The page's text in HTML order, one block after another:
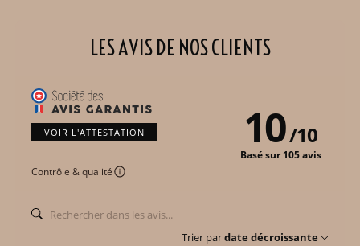
LES AVIS DE NOS CLIENTS
VOIR L'ATTESTATION
Contrôle & qualité
10/10
Basé sur 105 avis
Trier pardate décroissante